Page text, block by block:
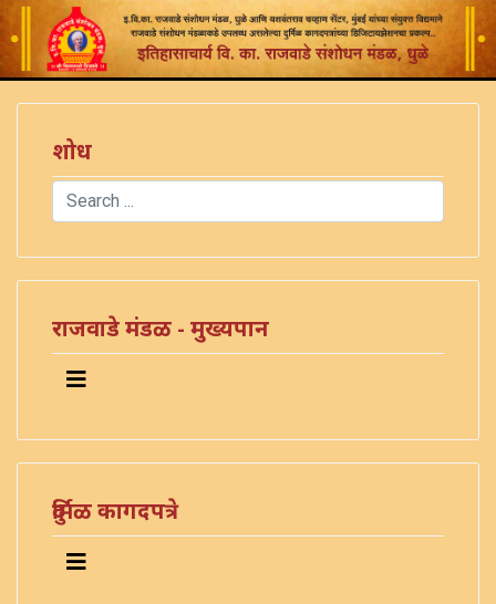
शोध
Search
राजवाडे मंडळ - मुख्यपान
दुर्मिळ कागदपत्रे